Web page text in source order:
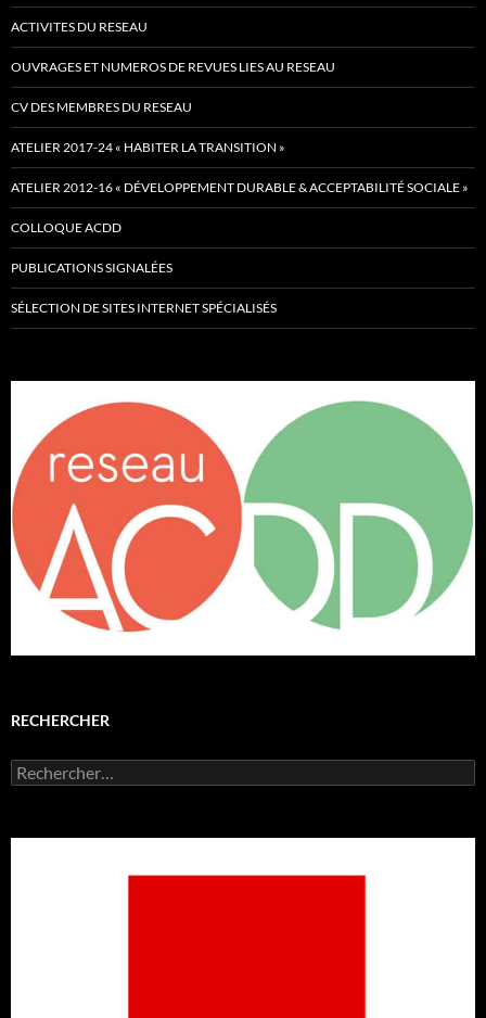
ACTIVITES DU RESEAU
OUVRAGES ET NUMEROS DE REVUES LIES AU RESEAU
CV DES MEMBRES DU RESEAU
ATELIER 2017-24 « HABITER LA TRANSITION »
ATELIER 2012-16 « DÉVELOPPEMENT DURABLE & ACCEPTABILITÉ SOCIALE »
COLLOQUE ACDD
PUBLICATIONS SIGNALÉES
SÉLECTION DE SITES INTERNET SPÉCIALISÉS
RECHERCHER
Rechercher :